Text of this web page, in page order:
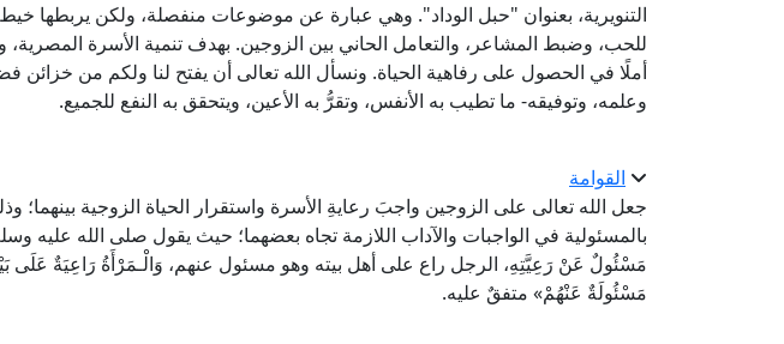
التنويرية، بعنوان "حبل الوداد". وهي عبارة عن موضوعات منفصلة، ولكن يربطها
للحب، وضبط المشاعر، والتعامل الحاني بين الزوجين. بهدف تنمية الأسرة المصرية،
أملًا في الحصول على رفاهية الحياة. ونسأل الله تعالى أن يفتح لنا ولكم من خزائن
وعلمه، وتوفيقه- ما تطيب به الأنفس، وتقرُّ به الأعين، ويتحقق به النفع للجميع.
القوامة
جعل الله تعالى على الزوجين واجبَ رعايةِ الأسرة واستقرار الحياة الزوجية بينهما؛
بالمسئولية في الواجبات والآداب اللازمة تجاه بعضهما؛ حيث يقول صلى الله عليه
مَسْئُولٌ عَنْ رَعِيَّتِهِ، الرجل راع على أهل بيته وهو مسئول عنهم، وَالْـمَرْأَةُ رَاعِيَةٌ عَلَى
مَسْئُولَةٌ عَنْهُمْ» متفقٌ عليه.